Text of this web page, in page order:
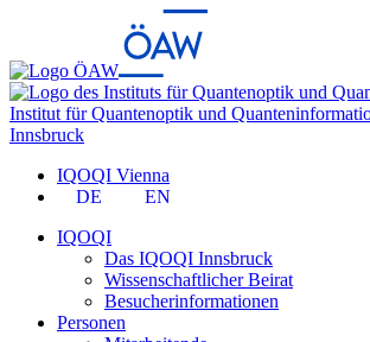
Institut für Quantenoptik und
Innsbruck
IQOQI Vienna
DE
EN
IQOQI
Das IQOQI Innsbruck
Wissenschaftlicher Beirat
Besucherinformationen
Personen